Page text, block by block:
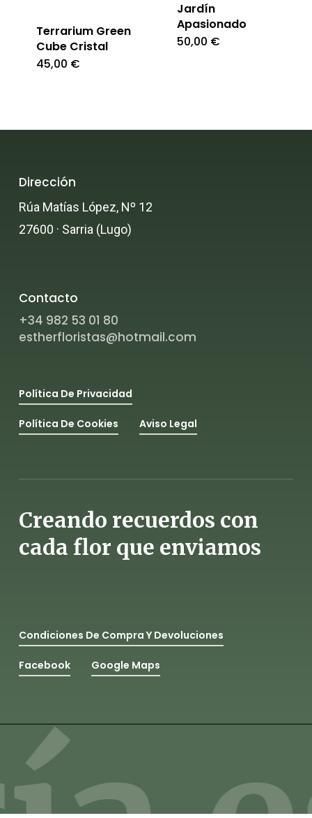
Terrarium Green
Cube Cristal
45,00 €
Jardín
Apasionado
50,00 €
Dirección
Rúa Matías López, Nº 12
27600 · Sarria (Lugo)
Contacto
+34 982 53 01 80
estherfloristas@hotmail.com
Política De Privacidad
Política De Cookies Aviso Legal
Creando recuerdos con
cada flor que enviamos
Condiciones De Compra Y Devoluciones
Facebook Google Maps